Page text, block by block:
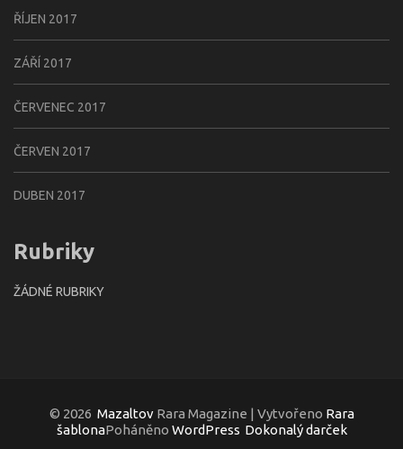
ŘÍJEN 2017
ZÁŘÍ 2017
ČERVENEC 2017
ČERVEN 2017
DUBEN 2017
Rubriky
ŽÁDNÉ RUBRIKY
© 2026 MazaltovRara Magazine | Vytvořeno Rara
šablonaPoháněno WordPress Dokonalý darček